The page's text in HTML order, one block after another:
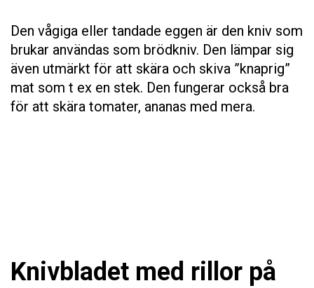
Den vågiga eller tandade eggen är den kniv som
brukar användas som brödkniv. Den lämpar sig
även utmärkt för att skära och skiva ”knaprig”
mat som t ex en stek. Den fungerar också bra
för att skära tomater, ananas med mera.
Knivbladet med rillor på